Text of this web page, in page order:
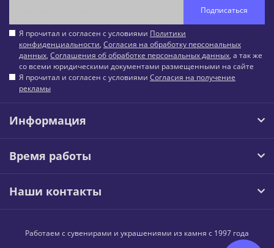
Подписаться
Я прочитал и согласен с условиями Политики
конфиденциальности, Согласия на обработку персональных
данных, Соглашения об обработке персональных данных, а так же
со всеми юридическими документами размещенными на сайте
Я прочитал и согласен с условиями Согласия на получение
рекламы
Информация
Время работы
Наши контакты
Работаем с сувенирами и украшениями из камня с 1997 года